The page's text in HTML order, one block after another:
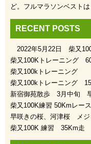
ど。フルマラソンベスト
RECENT POSTS
2022年5月22日 柴又
柴又100Kトレーニング
柴又100kトレーニング
柴又100kトレーニング
新宿御苑散歩 3月中旬
柴又100K練習 50Kmレー
早咲きの桜、河津桜 メジ
柴又100K 練習 35Km走